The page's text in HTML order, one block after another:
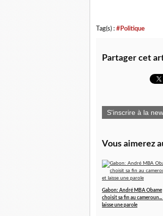
Tag(s) : #Politique
Partager cet
S'inscrire à la
Vous aimerez
Gabon: André MBA Obame
choisit sa fin au cameroun...
laisse une parole